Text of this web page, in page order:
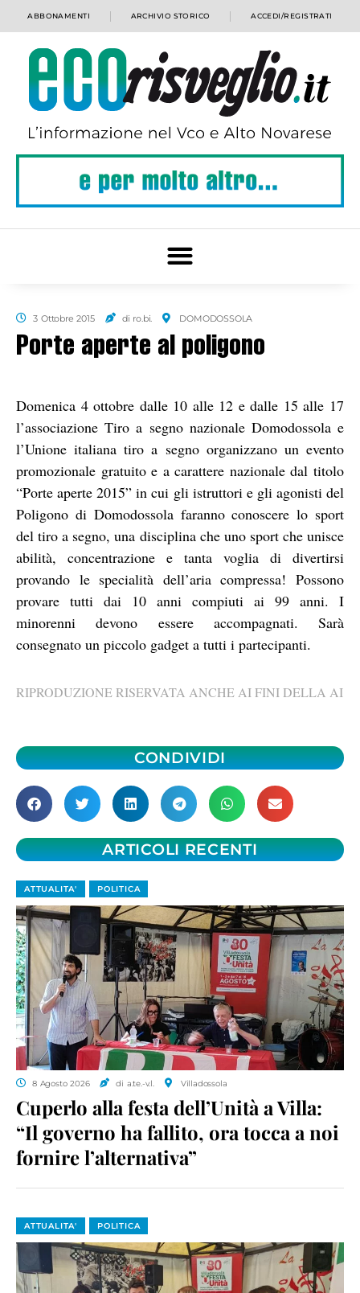
ABBONAMENTI ARCHIVIO STORICO ACCEDI/REGISTRATI
3 Ottobre 2015 di ro.bi. DOMODOSSOLA
Porte aperte al poligono
Domenica 4 ottobre dalle 10 alle 12 e dalle 15 alle 17
l’associazione Tiro a segno nazionale Domodossola e
l’Unione italiana tiro a segno organizzano un evento
promozionale gratuito e a carattere nazionale dal titolo
“Porte aperte 2015” in cui gli istruttori e gli agonisti del
Poligono di Domodossola faranno conoscere lo sport
del tiro a segno, una disciplina che uno sport che unisce
abilità, concentrazione e tanta voglia di divertirsi
provando le specialità dell’aria compressa! Possono
provare tutti dai 10 anni compiuti ai 99 anni. I
minorenni devono essere accompagnati. Sarà
consegnato un piccolo gadget a tutti i partecipanti.
RIPRODUZIONE RISERVATA ANCHE AI FINI DELLA AI
CONDIVIDI
ARTICOLI RECENTI
ATTUALITA' POLITICA
8 Agosto 2026 di a.te.-v.l. Villadossola
Cuperlo alla festa dell’Unità a Villa:
“Il governo ha fallito, ora tocca a noi
fornire l’alternativa”
ATTUALITA' POLITICA